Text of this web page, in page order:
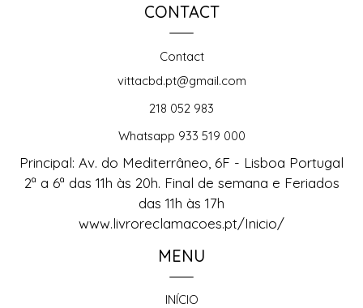
CONTACT
Contact
vittacbd.pt@gmail.com
218 052 983
Whatsapp 933 519 000
Principal: Av. do Mediterrâneo, 6F - Lisboa Portugal
2ª a 6ª das 11h às 20h. Final de semana e Feriados
das 11h às 17h
www.livroreclamacoes.pt/Inicio/
MENU
INÍCIO